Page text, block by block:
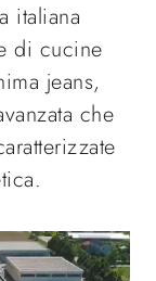
italiana
di cucine
jeans,
che